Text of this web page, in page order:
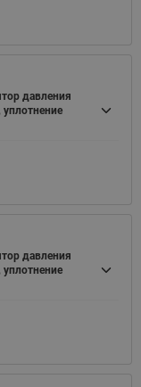
давления
уплотнение
давления
уплотнение